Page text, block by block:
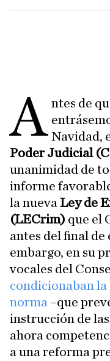
A ntes de
Navidad,
Poder Judicial
unanimidad de
informe
la nueva Ley de
(LECrim) que el
antes del final de
embargo, en su
vocales del
condicionaban la
norma –que
instrucción de las
ahora
a una reforma